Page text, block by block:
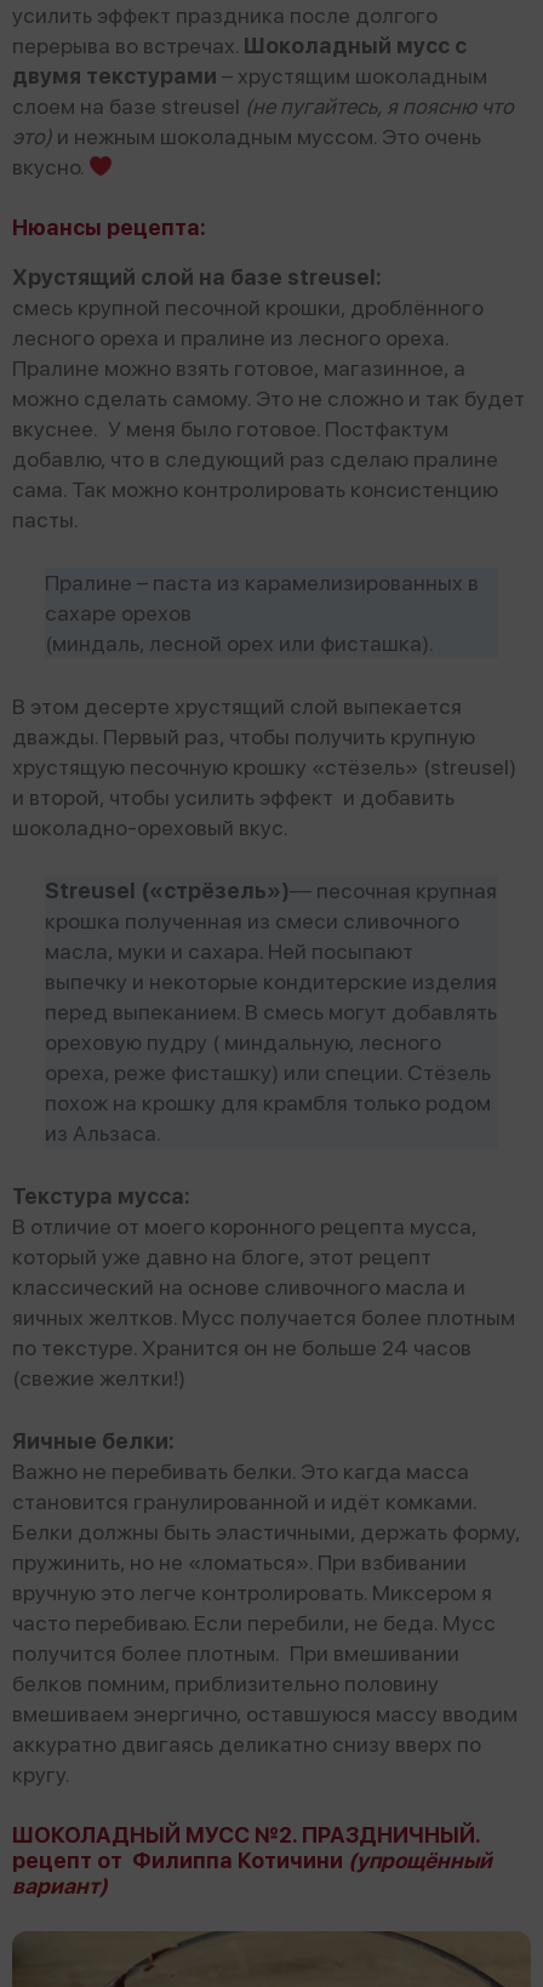
усилить эффект праздника после долгого
перерыва во встречах. Шоколадный мусс с
двумя текстурами – хрустящим шоколадным
слоем на базе streusel (не пугайтесь, я поясню что
это) и нежным шоколадным муссом. Это очень
вкусно.
Нюансы рецепта:
Хрустящий слой на базе streusel:
смесь крупной песочной крошки, дроблённого
лесного ореха и пралине из лесного ореха.
Пралине можно взять готовое, магазинное, а
можно сделать самому. Это не сложно и так будет
вкуснее. У меня было готовое. Постфактум
добавлю, что в следующий раз сделаю пралине
сама. Так можно контролировать консистенцию
пасты.
Пралине – паста из карамелизированных в
сахаре орехов
(миндаль, лесной орех или фисташка).
В этом десерте хрустящий слой выпекается
дважды. Первый раз, чтобы получить крупную
хрустящую песочную крошку «стёзель» (streusel)
и второй, чтобы усилить эффект и добавить
шоколадно-ореховый вкус.
Streusel («стрёзель»)— песочная крупная
крошка полученная из смеси сливочного
масла, муки и сахара. Ней посыпают
выпечку и некоторые кондитерские изделия
перед выпеканием. В смесь могут добавлять
ореховую пудру ( миндальную, лесного
ореха, реже фисташку) или специи. Стёзель
похож на крошку для крамбля только родом
из Альзаса.
Текстура мусса:
В отличие от моего коронного рецепта мусса,
который уже давно на блоге, этот рецепт
классический на основе сливочного масла и
яичных желтков. Мусс получается более плотным
по текстуре. Хранится он не больше 24 часов
(свежие желтки!)
Яичные белки:
Важно не перебивать белки. Это кагда масса
становится гранулированной и идёт комками.
Белки должны быть эластичными, держать форму,
пружинить, но не «ломаться». При взбивании
вручную это легче контролировать. Миксером я
часто перебиваю. Если перебили, не беда. Мусс
получится более плотным. При вмешивании
белков помним, приблизительно половину
вмешиваем энергично, оставшуюся массу вводим
аккуратно двигаясь деликатно снизу вверх по
кругу.
ШОКОЛАДНЫЙ МУСС №2. ПРАЗДНИЧНЫЙ.
рецепт от Филиппа Котичини (упрощённый
вариант)